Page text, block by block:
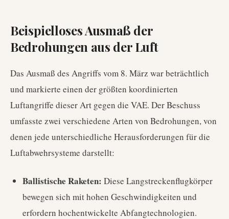
Beispielloses Ausmaß der
Bedrohungen aus der Luft
Das Ausmaß des Angriffs vom 8. März war beträchtlich
und markierte einen der größten koordinierten
Luftangriffe dieser Art gegen die VAE. Der Beschuss
umfasste zwei verschiedene Arten von Bedrohungen, von
denen jede unterschiedliche Herausforderungen für die
Luftabwehrsysteme darstellt:
Ballistische Raketen: Diese Langstreckenflugkörper
bewegen sich mit hohen Geschwindigkeiten und
erfordern hochentwickelte Abfangtechnologien.